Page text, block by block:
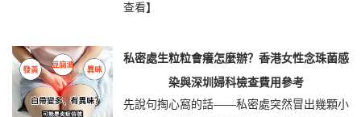
查看】
私密處生粒粒會癢怎麼辦？香港女性念珠菌感
染與深圳婦科檢查費用參考
先說句掏心窩的話——私密處突然冒出幾顆小